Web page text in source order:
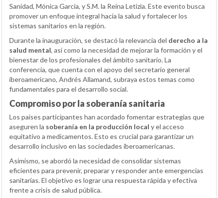
Sanidad, Mónica García, y S.M. la Reina Letizia. Este evento busca
promover un enfoque integral hacia la salud y fortalecer los
sistemas sanitarios en la región.
Durante la inauguración, se destacó la relevancia del derecho a la
salud mental, así como la necesidad de mejorar la formación y el
bienestar de los profesionales del ámbito sanitario. La
conferencia, que cuenta con el apoyo del secretario general
iberoamericano, Andrés Allamand, subraya estos temas como
fundamentales para el desarrollo social.
Compromiso por la soberanía sanitaria
Los países participantes han acordado fomentar estrategias que
aseguren la soberanía en la producción local y el acceso
equitativo a medicamentos. Esto es crucial para garantizar un
desarrollo inclusivo en las sociedades iberoamericanas.
Asimismo, se abordó la necesidad de consolidar sistemas
eficientes para prevenir, preparar y responder ante emergencias
sanitarias. El objetivo es lograr una respuesta rápida y efectiva
frente a crisis de salud pública.